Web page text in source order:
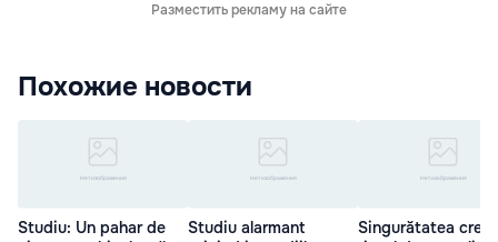
Разместить рекламу на сайте
Похожие новости
Studiu: Un pahar de
Studiu alarmant
Singurătatea